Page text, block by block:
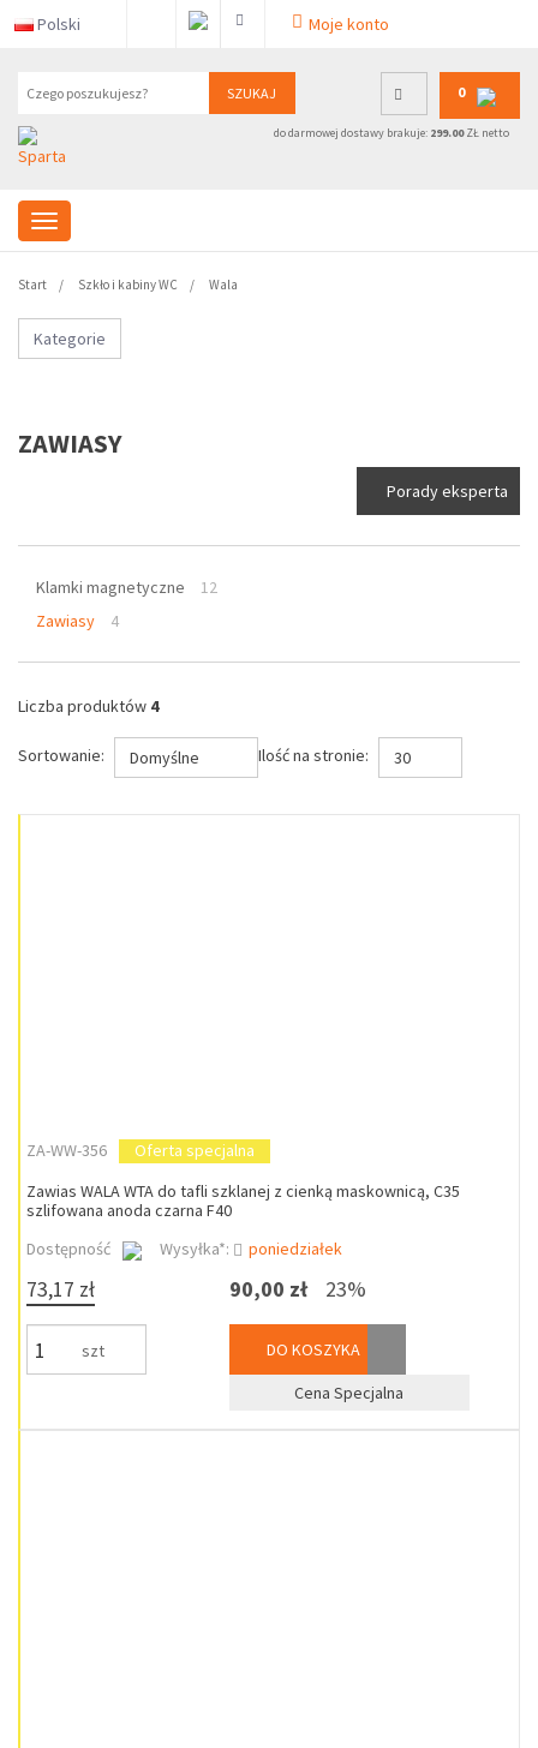
Polski Moje konto
SZUKAJ 0
do darmowej dostawy brakuje: 299.00ZŁ netto
Start Szkło i kabiny WC Wala
Kategorie
ZAWIASY
Porady eksperta
Klamki magnetyczne
12
Zawiasy
4
Liczba produktów 4
Sortowanie: Domyślne Ilość na stronie: 30
ZA-WW-356
Oferta specjalna
Zawias WALA WTA do tafli szklanej z cienką maskownicą, C35
szlifowana anoda czarna F40
Dostępność
Wysyłka*: poniedziałek
73,17 zł
szt
90,00 zł 23%
DO KOSZYKA
Cena Specjalna